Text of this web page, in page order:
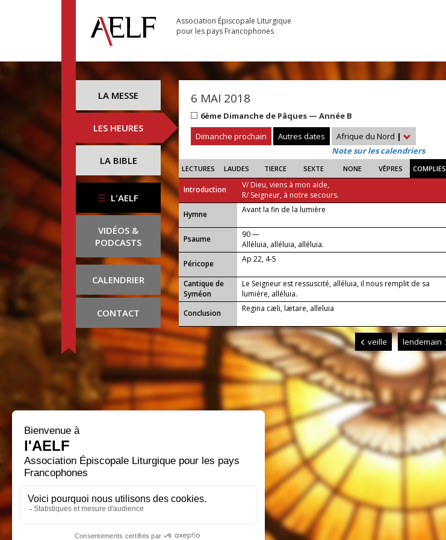
Association Épiscopale Liturgique
pour les pays Francophones
LA MESSE
LES HEURES
LA BIBLE
L'AELF
VIDÉOS &
PODCASTS
CALENDRIER
CONTACT
6 MAI 2018
6ème Dimanche de Pâques — Année B
Dimanche prochain
Autres dates Afrique du Nord |
Note sur les calendriers
LECTURES LAUDES TIERCE SEXTE NONE VÊPRES COMPLIES
Introduction
V/ Dieu, viens à mon aide,
R/ Seigneur, à notre secours.
...
Hymne Avant la fin de la lumière
Psaume
90 —
Alléluia, alléluia, alléluia.
Péricope
Ap 22, 4-5
Cantique de
Syméon
Le Seigneur est ressuscité, alléluia, il nous remplit de sa
lumière, alléluia.
Conclusion
Regina cæli, lætare, alleluia
veille lendemain